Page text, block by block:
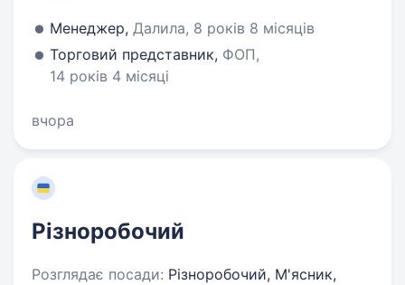
Менеджер, Далила, 8 років 8 місяців
Торговий представник, ФОП,
14 років 4 місяці
вчора
Різноробочий
Розглядає посади: Різноробочий, М'ясник,